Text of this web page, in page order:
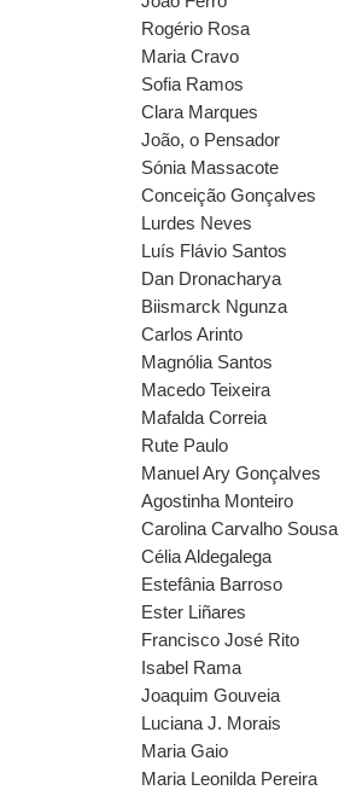
Rogério Rosa
Maria Cravo
Sofia Ramos
Clara Marques
João, o Pensador
Sónia Massacote
Conceição Gonçalves
Lurdes Neves
Luís Flávio Santos
Dan Dronacharya
Biismarck Ngunza
Carlos Arinto
Magnólia Santos
Macedo Teixeira
Mafalda Correia
Rute Paulo
Manuel Ary Gonçalves
Agostinha Monteiro
Carolina Carvalho Sousa
Célia Aldegalega
Estefânia Barroso
Ester Liñares
Francisco José Rito
Isabel Rama
Joaquim Gouveia
Luciana J. Morais
Maria Gaio
Maria Leonilda Pereira